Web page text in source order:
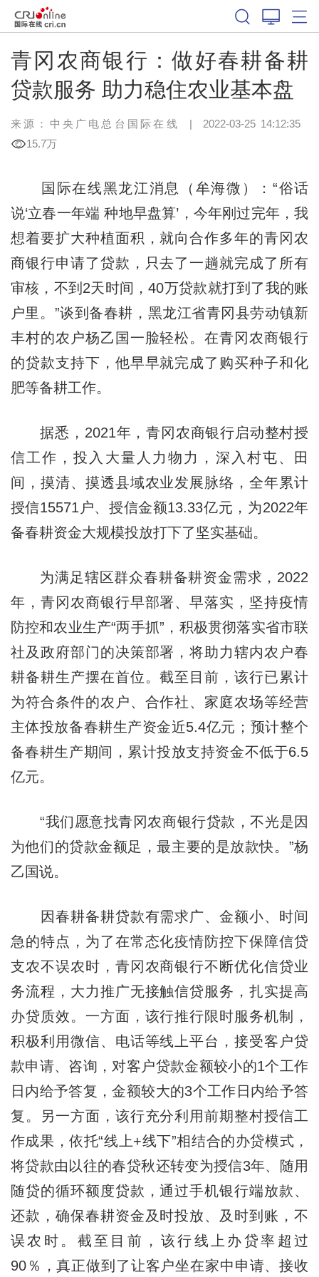
青冈农商银行：做好春耕备耕
贷款服务 助力稳住农业基本盘
来源：中央广电总台国际在线 | 2022-03-25 14:12:35
15.7万
国际在线黑龙江消息（牟海微）：“俗话
说‘立春一年端 种地早盘算’，今年刚过完年，我
想着要扩大种植面积，就向合作多年的青冈农
商银行申请了贷款，只去了一趟就完成了所有
审核，不到2天时间，40万贷款就打到了我的账
户里。”谈到备春耕，黑龙江省青冈县劳动镇新
丰村的农户杨乙国一脸轻松。在青冈农商银行
的贷款支持下，他早早就完成了购买种子和化
肥等备耕工作。
据悉，2021年，青冈农商银行启动整村授
信工作，投入大量人力物力，深入村屯、田
间，摸清、摸透县域农业发展脉络，全年累计
授信15571户、授信金额13.33亿元，为2022年
备春耕资金大规模投放打下了坚实基础。
为满足辖区群众春耕备耕资金需求，2022
年，青冈农商银行早部署、早落实，坚持疫情
防控和农业生产“两手抓”，积极贯彻落实省市联
社及政府部门的决策部署，将助力辖内农户春
耕备耕生产摆在首位。截至目前，该行已累计
为符合条件的农户、合作社、家庭农场等经营
主体投放备春耕生产资金近5.4亿元；预计整个
备春耕生产期间，累计投放支持资金不低于6.5
亿元。
“我们愿意找青冈农商银行贷款，不光是因
为他们的贷款金额足，最主要的是放款快。”杨
乙国说。
因春耕备耕贷款有需求广、金额小、时间
急的特点，为了在常态化疫情防控下保障信贷
支农不误农时，青冈农商银行不断优化信贷业
务流程，大力推广无接触信贷服务，扎实提高
办贷质效。一方面，该行推行限时服务机制，
积极利用微信、电话等线上平台，接受客户贷
款申请、咨询，对客户贷款金额较小的1个工作
日内给予答复，金额较大的3个工作日内给予答
复。另一方面，该行充分利用前期整村授信工
作成果，依托“线上+线下”相结合的办贷模式，
将贷款由以往的春贷秋还转变为授信3年、随用
随贷的循环额度贷款，通过手机银行端放款、
还款，确保春耕资金及时投放、及时到账，不
误农时。截至目前，该行线上办贷率超过
90％，真正做到了让客户坐在家中申请、接收